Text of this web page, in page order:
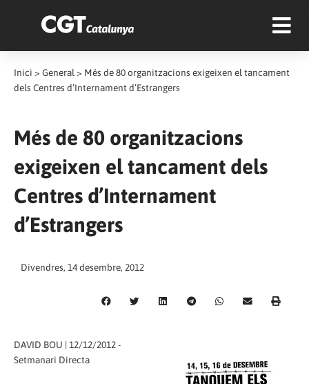
Inici > General > Més de 80 organitzacions exigeixen el tancament
dels Centres d’Internament d’Estrangers
Més de 80 organitzacions
exigeixen el tancament dels
Centres d’Internament
d’Estrangers
Divendres, 14 desembre, 2012
DAVID BOU | 12/12/2012 -
Setmanari Directa